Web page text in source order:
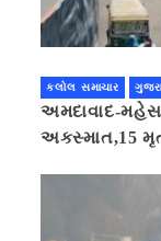
કલોલ સમાચાર
અમદાવાદ-
અકસ્માત,15